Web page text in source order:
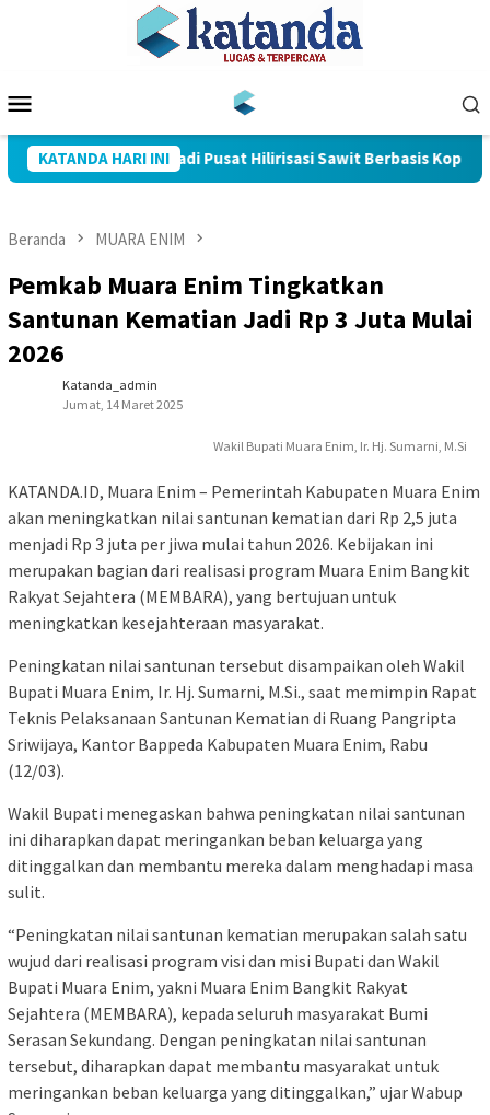
Mobile
KATANDA HARI INI
Muba Bersiap Jadi Pusat Hilirisasi Sawit Berbasis Koperasi
Beranda MUARA ENIM
Pemkab Muara Enim Tingkatkan
Santunan Kematian Jadi Rp 3 Juta Mulai
2026
Katanda_admin
Jumat, 14 Maret 2025
Wakil Bupati Muara Enim, Ir. Hj. Sumarni, M.Si
KATANDA.ID, Muara Enim – Pemerintah Kabupaten Muara Enim
akan meningkatkan nilai santunan kematian dari Rp 2,5 juta
menjadi Rp 3 juta per jiwa mulai tahun 2026. Kebijakan ini
merupakan bagian dari realisasi program Muara Enim Bangkit
Rakyat Sejahtera (MEMBARA), yang bertujuan untuk
meningkatkan kesejahteraan masyarakat.
Peningkatan nilai santunan tersebut disampaikan oleh Wakil
Bupati Muara Enim, Ir. Hj. Sumarni, M.Si., saat memimpin Rapat
Teknis Pelaksanaan Santunan Kematian di Ruang Pangripta
Sriwijaya, Kantor Bappeda Kabupaten Muara Enim, Rabu
(12/03).
Wakil Bupati menegaskan bahwa peningkatan nilai santunan
ini diharapkan dapat meringankan beban keluarga yang
ditinggalkan dan membantu mereka dalam menghadapi masa
sulit.
“Peningkatan nilai santunan kematian merupakan salah satu
wujud dari realisasi program visi dan misi Bupati dan Wakil
Bupati Muara Enim, yakni Muara Enim Bangkit Rakyat
Sejahtera (MEMBARA), kepada seluruh masyarakat Bumi
Serasan Sekundang. Dengan peningkatan nilai santunan
tersebut, diharapkan dapat membantu masyarakat untuk
meringankan beban keluarga yang ditinggalkan,” ujar Wabup